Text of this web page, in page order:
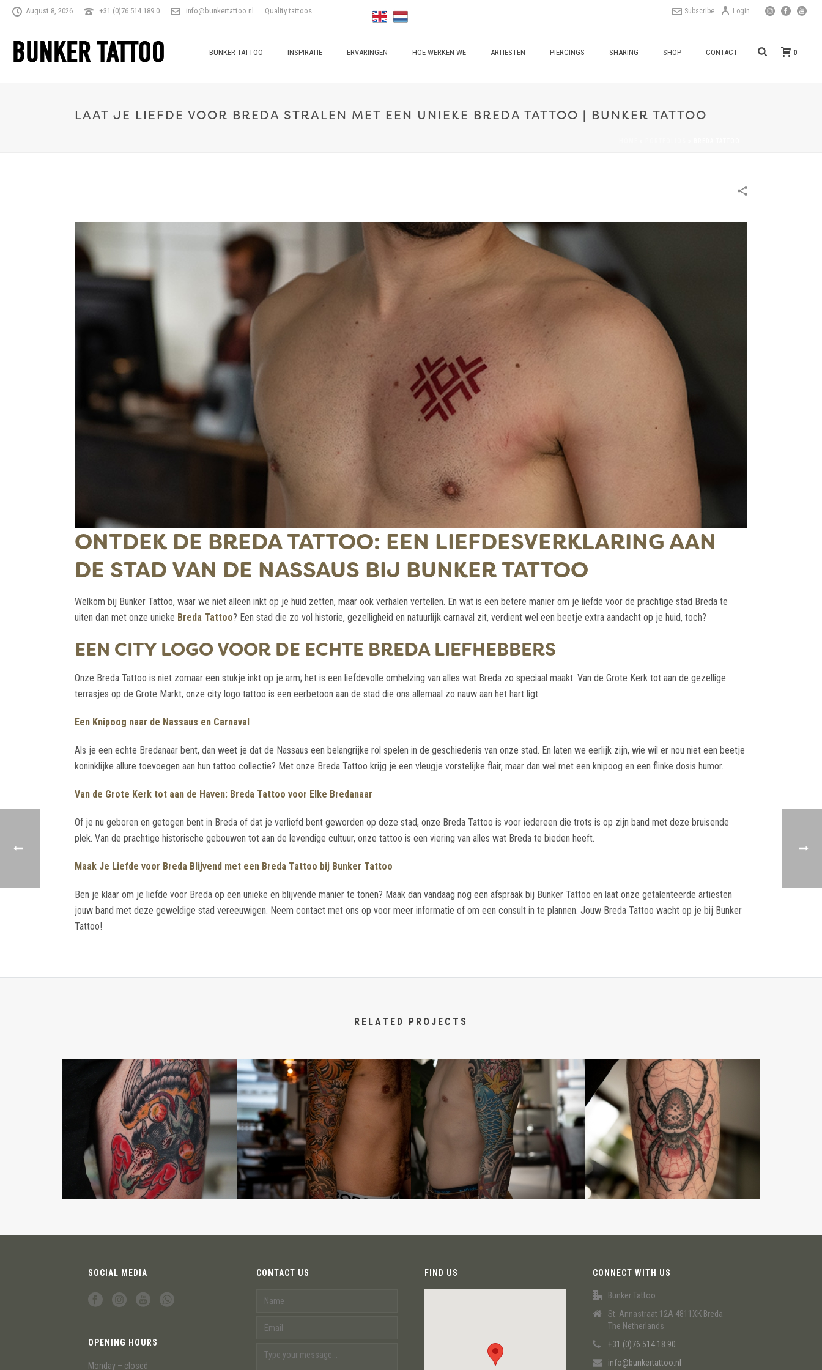
August 8, 2026 +31 (0)76 514 189 0 info@bunkertattoo.nl Quality tattoos Login
Subscribe
BUNKER TATTOO INSPIRATIE ERVARINGEN HOE WERKEN WE ARTIESTEN PIERCINGS SHARING SHOP CONTACT 0
LAAT JE LIEFDE VOOR BREDA STRALEN MET EEN UNIEKE BREDA TATTOO | BUNKER TATTOO
ONTDEK DE BREDA TATTOO: EEN LIEFDESVERKLARING AAN
DE STAD VAN DE NASSAUS BIJ BUNKER TATTOO
Welkom bij Bunker Tattoo, waar we niet alleen inkt op je huid zetten, maar ook verhalen vertellen. En wat is een betere manier om je liefde voor de prachtige stad Breda te
uiten dan met onze unieke Breda Tattoo? Een stad die zo vol historie, gezelligheid en natuurlijk carnaval zit, verdient wel een beetje extra aandacht op je huid, toch?
EEN CITY LOGO VOOR DE ECHTE BREDA LIEFHEBBERS
Onze Breda Tattoo is niet zomaar een stukje inkt op je arm; het is een liefdevolle omhelzing van alles wat Breda zo speciaal maakt. Van de Grote Kerk tot aan de gezellige
terrasjes op de Grote Markt, onze city logo tattoo is een eerbetoon aan de stad die ons allemaal zo nauw aan het hart ligt.
Een Knipoog naar de Nassaus en Carnaval
Als je een echte Bredanaar bent, dan weet je dat de Nassaus een belangrijke rol spelen in de geschiedenis van onze stad. En laten we eerlijk zijn, wie wil er nou niet een beetje
koninklijke allure toevoegen aan hun tattoo collectie? Met onze Breda Tattoo krijg je een vleugje vorstelijke flair, maar dan wel met een knipoog en een flinke dosis humor.
Van de Grote Kerk tot aan de Haven: Breda Tattoo voor Elke Bredanaar
Of je nu geboren en getogen bent in Breda of dat je verliefd bent geworden op deze stad, onze Breda Tattoo is voor iedereen die trots is op zijn band met deze bruisende
plek. Van de prachtige historische gebouwen tot aan de levendige cultuur, onze tattoo is een viering van alles wat Breda te bieden heeft.
Maak Je Liefde voor Breda Blijvend met een Breda Tattoo bij Bunker Tattoo
Ben je klaar om je liefde voor Breda op een unieke en blijvende manier te tonen? Maak dan vandaag nog een afspraak bij Bunker Tattoo en laat onze getalenteerde artiesten
jouw band met deze geweldige stad vereeuwigen. Neem contact met ons op voor meer informatie of om een consult in te plannen. Jouw Breda Tattoo wacht op je bij Bunker
Tattoo!
RELATED PROJECTS
SOCIAL MEDIA
OPENING HOURS
Monday – closed
CONTACT US FIND US CONNECT WITH US
Bunker Tattoo
St. Annastraat 12A 4811XK Breda
The Netherlands
+31 (0)76 514 18 90
info@bunkertattoo.nl